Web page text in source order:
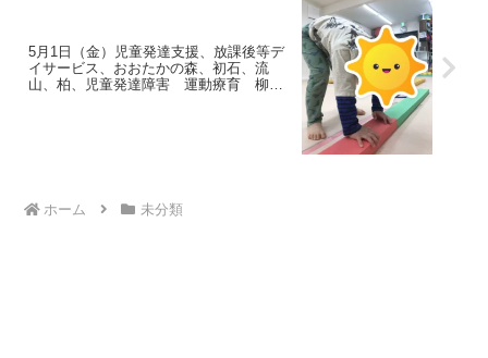
5月1日（金）児童発達支援、放課後等デ
イサービス、おおたかの森、初石、流
山、柏、児童発達障害 運動療育 柳沢
ホーム 未分類